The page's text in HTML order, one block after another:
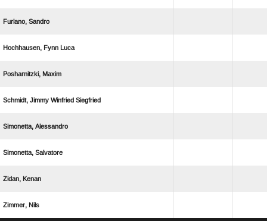
 
  
 
   
 
 
 
 